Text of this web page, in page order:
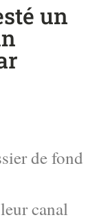
un
de fond
canal